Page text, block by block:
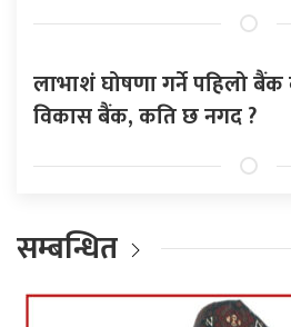
लाभाशं घोषणा गर्ने पहिलो बैंक
विकास बैंक, कति छ नगद ?
सम्बन्धित